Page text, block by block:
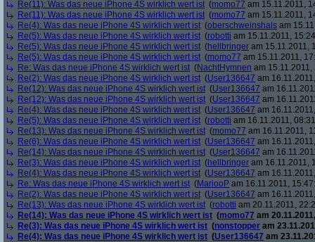
Re(11): Was das neue iPhone 4S wirklich wert ist (momo77 am 15.11.2011,
Re(11): Was das neue iPhone 4S wirklich wert ist (momo77 am 15.11.2011,
Re(4): Was das neue iPhone 4S wirklich wert ist (oberschweinshals am
Re(5): Was das neue iPhone 4S wirklich wert ist (robotti am 15.11.2011,
Re(5): Was das neue iPhone 4S wirklich wert ist (hellbringer am 15.11.2011,
Re(5): Was das neue iPhone 4S wirklich wert ist (momo77 am 15.11.2011,
Re: Was das neue iPhone 4S wirklich wert ist (NachtHymnen am 15.11.2011,
Re(2): Was das neue iPhone 4S wirklich wert ist (User136647 am
Re(12): Was das neue iPhone 4S wirklich wert ist (User136647 am
Re(12): Was das neue iPhone 4S wirklich wert ist (User136647 am
Re(4): Was das neue iPhone 4S wirklich wert ist (User136647 am
Re(5): Was das neue iPhone 4S wirklich wert ist (robotti am 16.11.2011,
Re(13): Was das neue iPhone 4S wirklich wert ist (momo77 am 16.11.2011,
Re(6): Was das neue iPhone 4S wirklich wert ist (User136647 am
Re(14): Was das neue iPhone 4S wirklich wert ist (User136647 am
Re(3): Was das neue iPhone 4S wirklich wert ist (hellbringer am 16.11.2011,
Re(4): Was das neue iPhone 4S wirklich wert ist (User136647 am
Re: Was das neue iPhone 4S wirklich wert ist (MariooP am 16.11.2011,
Re(2): Was das neue iPhone 4S wirklich wert ist (User136647 am
Re(13): Was das neue iPhone 4S wirklich wert ist (robotti am 20.11.2011,
Re(14): Was das neue iPhone 4S wirklich wert ist (momo77 am
Re(3): Was das neue iPhone 4S wirklich wert ist (nonstopper am
Re(4): Was das neue iPhone 4S wirklich wert ist (User136647 am